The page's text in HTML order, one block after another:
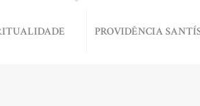
PROVIDÊNCIA